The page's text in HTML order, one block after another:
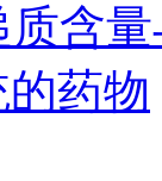
含
药物